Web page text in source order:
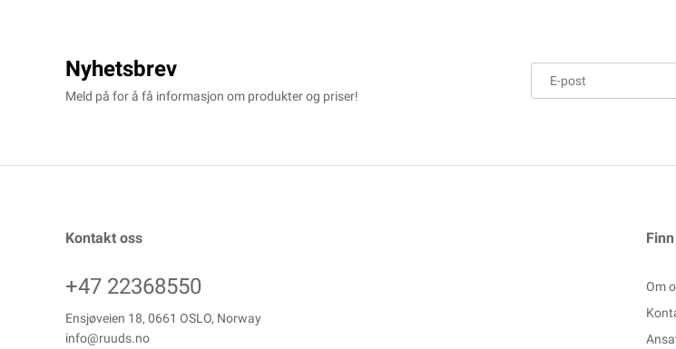
Nyhetsbrev
Meld på for å få informasjon om produkter og priser!
Kontakt oss
+47 22368550
Ensjøveien 18, 0661 OSLO, Norway
info@ruuds.no
Om